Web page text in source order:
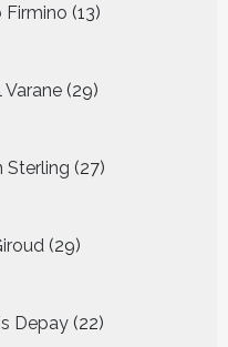
Firmino 13
producten
Varane 29
producten
Sterling 27
producten
29
producten
Depay 22
producten